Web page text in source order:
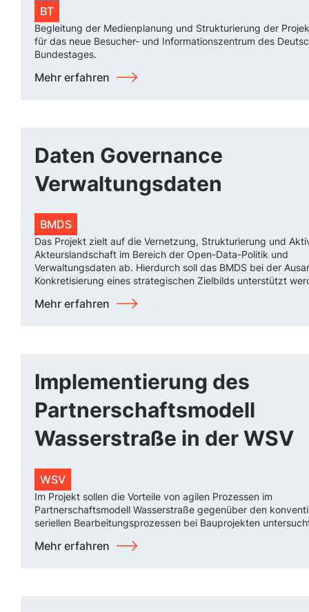
BT
Begleitung der Medienplanung und Strukturierung der
für das neue Besucher- und Informationszentrum des
Bundestages.
Mehr erfahren
Daten Governance
Verwaltungsdaten
BMDS
Das Projekt zielt auf die Vernetzung, Strukturierung und
Akteurslandschaft im Bereich der Open-Data-Politik und
Verwaltungsdaten ab. Hierdurch soll das BMDS bei der
Konkretisierung eines strategischen Zielbilds unterstützt
Mehr erfahren
Implementierung des
Partnerschaftsmodell
Wasserstraße in der WSV
WSV
Im Projekt sollen die Vorteile von agilen Prozessen im
Partnerschaftsmodell Wasserstraße gegenüber den
seriellen Bearbeitungsprozessen bei Bauprojekten
Mehr erfahren